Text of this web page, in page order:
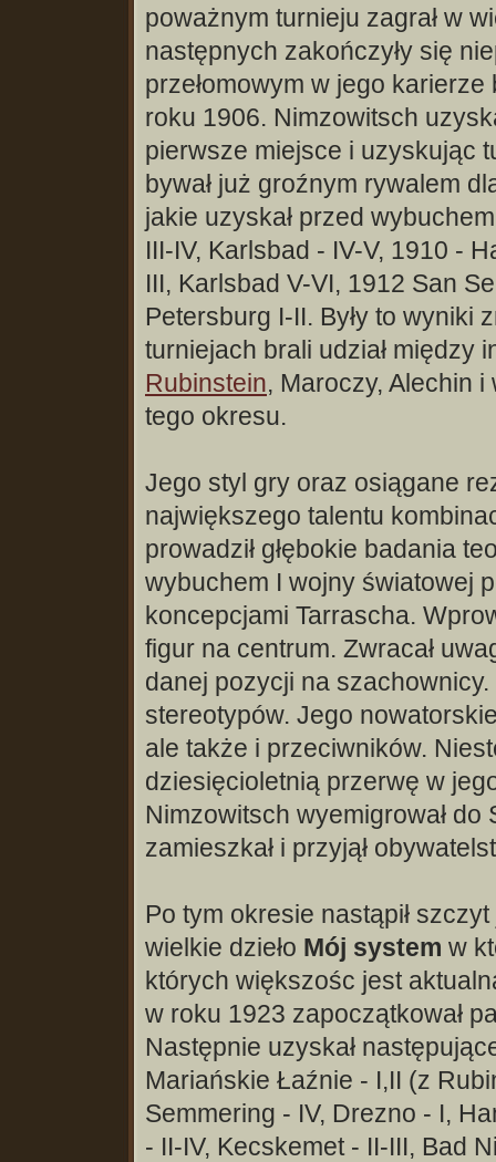
poważnym turnieju zagrał w
następnych zakończyły się
przełomowym w jego
roku 1906. Nimzowitsch
pierwsze miejsce i uzyskując
bywał już groźnym rywalem
jakie uzyskał przed
III-IV, Karlsbad - IV-V, 1910 -
III, Karlsbad V-VI, 1912 San
Petersburg I-II. Były to wyniki
turniejach brali udział między
Rubinstein, Maroczy, Alechin
tego okresu.
Jego styl gry oraz osiągane
największego talentu
prowadził głębokie badania
wybuchem I wojny światowej
koncepcjami Tarrascha.
figur na centrum. Zwracał
danej pozycji na
stereotypów. Jego
ale także i przeciwników.
dziesięcioletnią przerwę w
Nimzowitsch wyemigrował
zamieszkał i przyjął
Po tym okresie nastąpił
wielkie dzieło Mój system w
których większośc jest
w roku 1923 zapoczątkował
Następnie uzyskał
Mariańskie Łaźnie - I,II (z
Semmering - IV, Drezno - I,
- II-IV, Kecskemet - II-III, Bad